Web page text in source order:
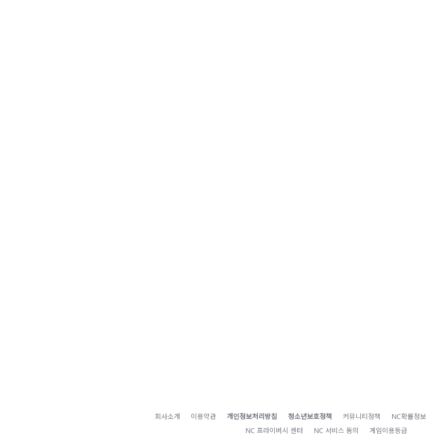
회사소개 이용약관 개인정보처리방침 청소년보호정책 커뮤니티정책 NC확률정보
NC 프라이버시 센터
NC 서비스 동의 게임이용등급